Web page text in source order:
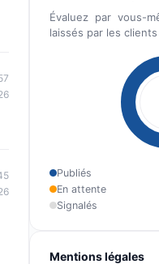
Évaluez par vous-
laissés par les
Publiés
En attente
Signalés
Mentions légales